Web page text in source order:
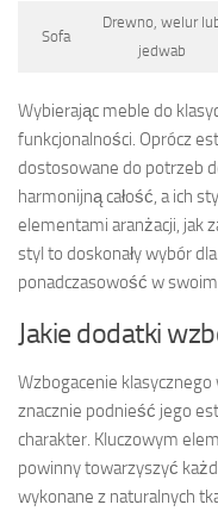
Sofa
Drewno, welur
jedwab
Wybierając meble do
funkcjonalności. Oprócz
dostosowane do potrzeb
harmonijną całość, a ich
elementami aranżacji, jak
styl to doskonały wybór
ponadczasowość w
Jakie dodatki
Wzbogacenie
znacznie podnieść jego
charakter. Kluczowym
powinny towarzyszyć
wykonane z naturalnych